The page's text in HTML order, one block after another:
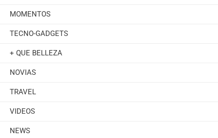
MOMENTOS
TECNO-GADGETS
+ QUE BELLEZA
NOVIAS
TRAVEL
VIDEOS
NEWS